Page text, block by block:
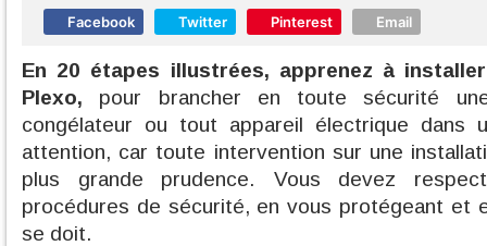
Facebook Twitter Pinterest Email
En 20 étapes illustrées, apprenez à
Plexo, pour brancher en toute sécurité
congélateur ou tout appareil électrique dans
attention, car toute intervention sur une
plus grande prudence. Vous devez
procédures de sécurité, en vous protégeant et
se doit.